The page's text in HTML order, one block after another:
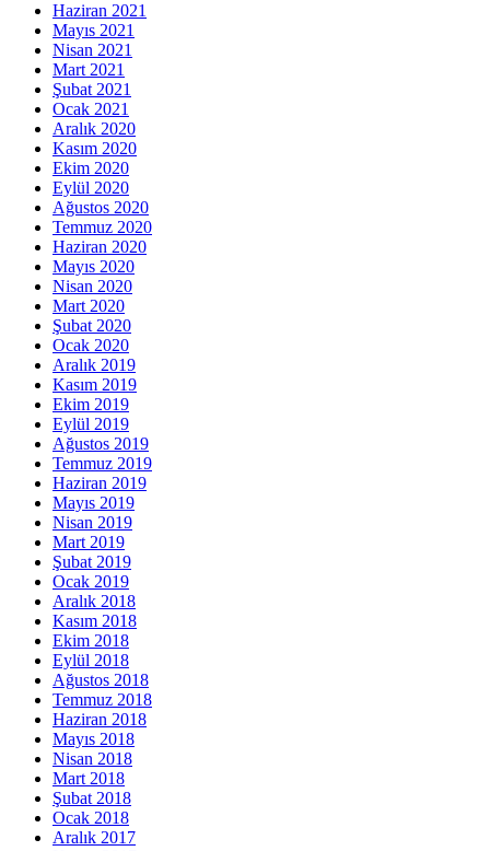
Haziran 2021
Mayıs 2021
Nisan 2021
Mart 2021
Şubat 2021
Ocak 2021
Aralık 2020
Kasım 2020
Ekim 2020
Eylül 2020
Ağustos 2020
Temmuz 2020
Haziran 2020
Mayıs 2020
Nisan 2020
Mart 2020
Şubat 2020
Ocak 2020
Aralık 2019
Kasım 2019
Ekim 2019
Eylül 2019
Ağustos 2019
Temmuz 2019
Haziran 2019
Mayıs 2019
Nisan 2019
Mart 2019
Şubat 2019
Ocak 2019
Aralık 2018
Kasım 2018
Ekim 2018
Eylül 2018
Ağustos 2018
Temmuz 2018
Haziran 2018
Mayıs 2018
Nisan 2018
Mart 2018
Şubat 2018
Ocak 2018
Aralık 2017